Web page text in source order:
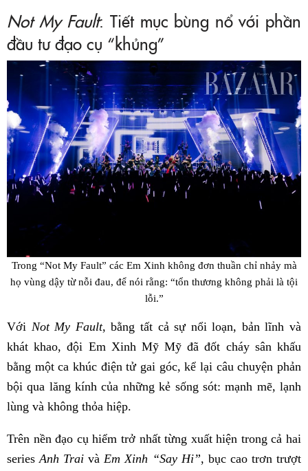
Not My Fault: Tiết mục bùng nổ với phần
đầu tư đạo cụ “khủng”
Trong “Not My Fault” các Em Xinh không đơn thuần chỉ nhảy mà
họ vùng dậy từ nỗi đau, để nói rằng: “tổn thương không phải là tội
lỗi.”
Với Not My Fault, bằng tất cả sự nổi loạn, bản lĩnh và
khát khao, đội Em Xinh Mỹ Mỹ đã đốt cháy sân khấu
bằng một ca khúc điện tử gai góc, kể lại câu chuyện phản
bội qua lăng kính của những kẻ sống sót: mạnh mẽ, lạnh
lùng và không thỏa hiệp.
Trên nền đạo cụ hiểm trở nhất từng xuất hiện trong cả hai
seriesAnh Trai và Em Xinh “Say Hi”, bục cao trơn trượt